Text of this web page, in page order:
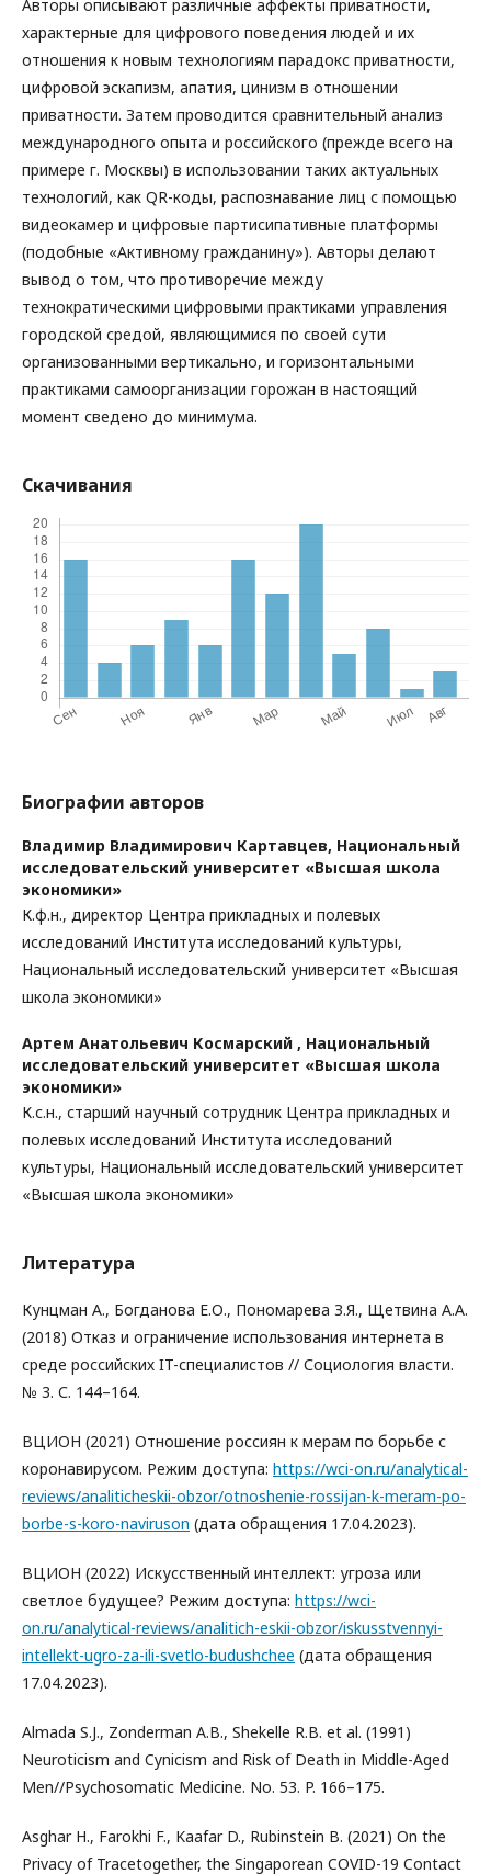
Авторы описывают различные аффекты приватности,
характерные для цифрового поведения людей и их
отношения к новым технологиям парадокс приватности,
цифровой эскапизм, апатия, цинизм в отношении
приватности. Затем проводится сравнительный анализ
международного опыта и российского (прежде всего на
примере г. Москвы) в использовании таких актуальных
технологий, как QR-коды, распознавание лиц с помощью
видеокамер и цифровые партисипативные платформы
(подобные «Активному гражданину»). Авторы делают
вывод о том, что противоречие между
технократическими цифровыми практиками управления
городской средой, являющимися по своей сути
организованными вертикально, и горизонтальными
практиками самоорганизации горожан в настоящий
момент сведено до минимума.
Скачивания
Биографии авторов
Владимир Владимирович Картавцев, Национальный
исследовательский университет «Высшая школа
экономики»
К.ф.н., директор Центра прикладных и полевых
исследований Института исследований культуры,
Национальный исследовательский университет «Высшая
школа экономики»
Артем Анатольевич Космарский , Национальный
исследовательский университет «Высшая школа
экономики»
К.с.н., старший научный сотрудник Центра прикладных и
полевых исследований Института исследований
культуры, Национальный исследовательский университет
«Высшая школа экономики»
Литература
Кунцман A., Богданова Е.О., Пономарева З.Я., Щетвина А.А.
(2018) Отказ и ограничение использования интернета в
среде российских IT-специалистов // Социология власти.
№ 3. С. 144–164.
ВЦИОН (2021) Отношение россиян к мерам по борьбе с
коронавирусом. Режим доступа: https://wci-on.ru/analytical-
reviews/analiticheskii-obzor/otnoshenie-rossijan-k-meram-po-
borbe-s-koro-naviruson (дата обращения 17.04.2023).
ВЦИОН (2022) Искусственный интеллект: угроза или
светлое будущее? Режим доступа: https://wci-
on.ru/analytical-reviews/analitich-eskii-obzor/iskusstvennyi-
intellekt-ugro-za-ili-svetlo-budushchee (дата обращения
17.04.2023).
Almada S.J., Zonderman A.B., Shekelle R.B. et al. (1991)
Neuroticism and Cynicism and Risk of Death in Middle-Aged
Men//Psychosomatic Medicine. No. 53. P. 166–175.
Asghar H., Farokhi F., Kaafar D., Rubinstein B. (2021) On the
Privacy of Tracetogether, the Singaporean COVID-19 Contact